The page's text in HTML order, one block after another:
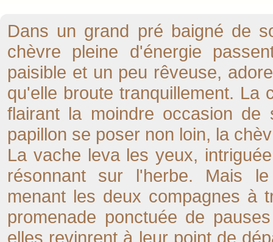
Dans un grand pré baigné de
chèvre pleine d'énergie
paisible et un peu rêveuse,
qu'elle broute tranquillement. La
flairant la moindre occasion de
papillon se poser non loin, la
La vache leva les yeux,
résonnant sur l'herbe. Mais
menant les deux compagnes à
promenade ponctuée de
elles revinrent à leur point de